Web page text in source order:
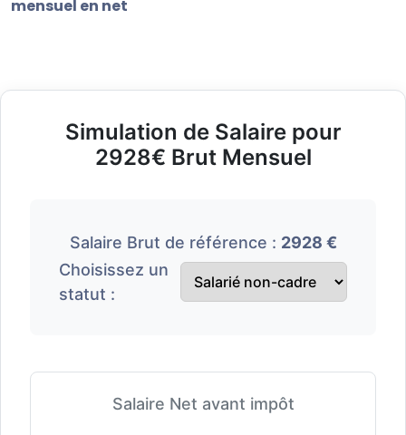
mensuel en net
Simulation de Salaire pour
2928€ Brut Mensuel
Salaire Brut de référence : 2928 €
Choisissez un
statut :
Salaire Net avant impôt